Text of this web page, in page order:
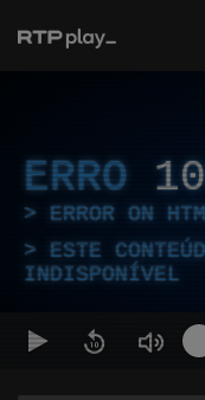
ERRO
ERROR ON
ESTE
INDISPONÍVEL